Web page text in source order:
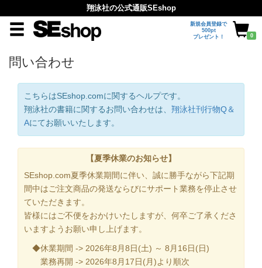
翔泳社の公式通販SEshop
新規会員登録で
500pt
プレゼント！
0
問い合わせ
こちらはSEshop.comに関するヘルプです。
翔泳社の書籍に関するお問い合わせは、 翔泳社刊行物Q＆
Aにてお願いいたします。
【夏季休業のお知らせ】
SEshop.com夏季休業期間に伴い、誠に勝手ながら下記期
間中はご注文商品の発送ならびにサポート業務を停止させ
ていただきます。
皆様にはご不便をおかけいたしますが、何卒ご了承くださ
いますようお願い申し上げます。
◆休業期間 -> 2026年8月8日(土) ～ 8月16日(日)
業務再開 -> 2026年8月17日(月)より順次